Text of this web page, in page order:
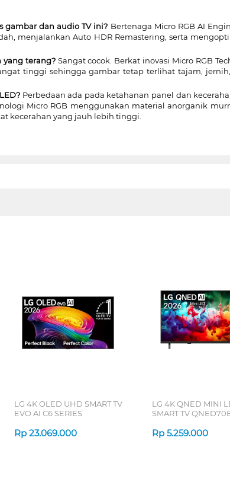
dan audio TV ini? Bertenaga Micro RGB AI
menjalankan Auto HDR Remastering, serta
yang terang?Sangat cocok. Berkat inovasi Micro RGB
tinggi sehingga gambar tetap terlihat tajam,
Perbedaan ada pada ketahanan panel dan
Micro RGB menggunakan material anorganik
kecerahan yang jauh lebih tinggi.
LG 4K OLED UHD SMART TV
EVO AI C6 SERIES
Rp 23.069.000
LG 4K QNED MINI
SMART TV
Rp 5.259.000